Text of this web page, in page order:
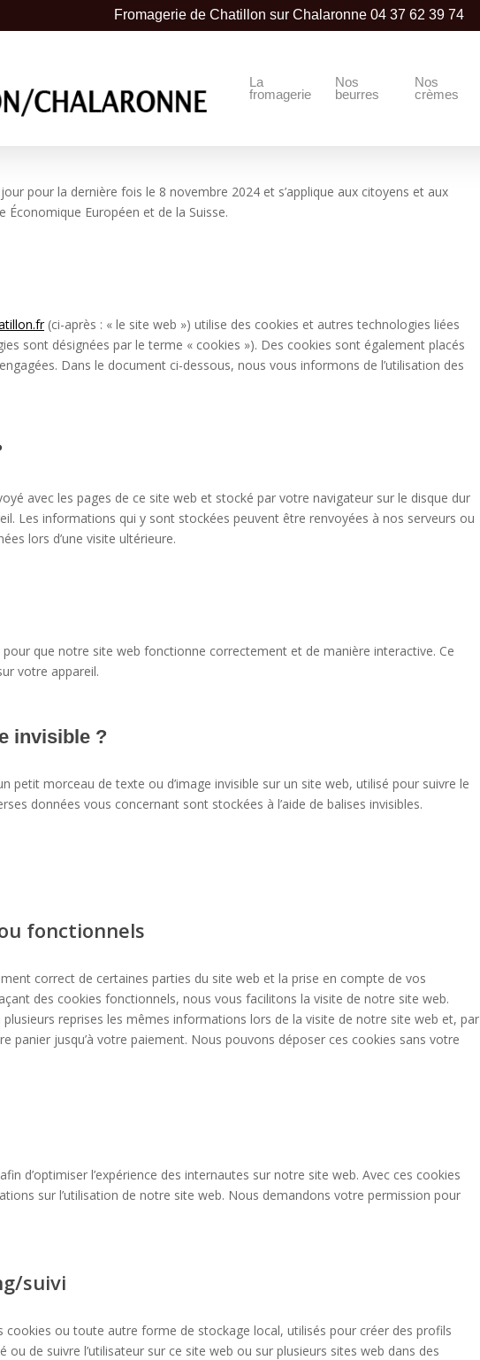
Fromagerie de Chatillon sur Chalaronne 04 37 62 39 74
La
fromagerie
Nos
beurres
Nos
crèmes
pour la dernière fois le 8 novembre 2024 et s’applique aux citoyens et aux
Économique Européen et de la Suisse.
(ci-après : « le site web ») utilise des cookies et autres technologies liées
sont désignées par le terme « cookies »). Des cookies sont également placés
Dans le document ci-dessous, nous vous informons de l’utilisation des
avec les pages de ce site web et stocké par votre navigateur sur le disque dur
Les informations qui y sont stockées peuvent être renvoyées à nos serveurs ou
lors d’une visite ultérieure.
que notre site web fonctionne correctement et de manière interactive. Ce
votre appareil.
invisible ?
petit morceau de texte ou d’image invisible sur un site web, utilisé pour suivre le
données vous concernant sont stockées à l’aide de balises invisibles.
fonctionnels
correct de certaines parties du site web et la prise en compte de vos
des cookies fonctionnels, nous vous facilitons la visite de notre site web.
plusieurs reprises les mêmes informations lors de la visite de notre site web et, par
panier jusqu’à votre paiement. Nous pouvons déposer ces cookies sans votre
d’optimiser l’expérience des internautes sur notre site web. Avec ces cookies
sur l’utilisation de notre site web. Nous demandons votre permission pour
suivi
cookies ou toute autre forme de stockage local, utilisés pour créer des profils
ou de suivre l’utilisateur sur ce site web ou sur plusieurs sites web dans des